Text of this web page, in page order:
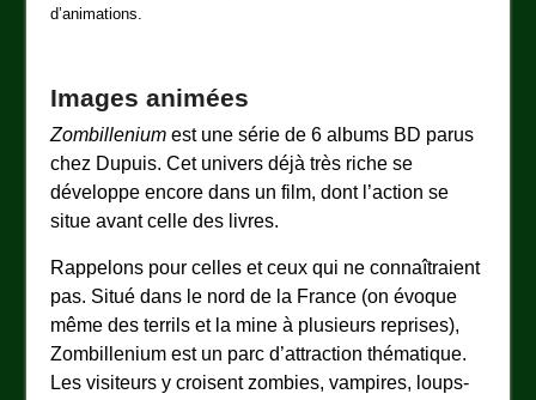
d’animations.
Images animées
Zombillenium est une série de 6 albums BD parus
chez Dupuis. Cet univers déjà très riche se
développe encore dans un film, dont l’action se
situe avant celle des livres.
Rappelons pour celles et ceux qui ne connaîtraient
pas. Situé dans le nord de la France (on évoque
même des terrils et la mine à plusieurs reprises),
Zombillenium est un parc d’attraction thématique.
Les visiteurs y croisent zombies, vampires, loups-